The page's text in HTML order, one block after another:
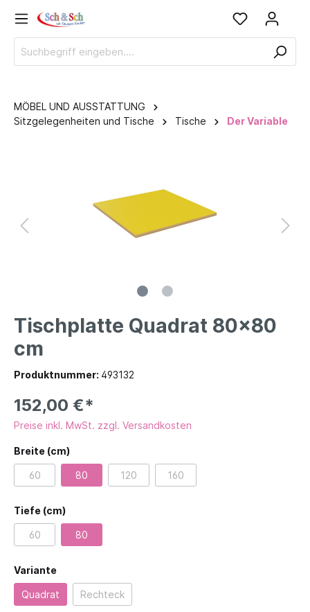
MÖBEL UND AUSSTATTUNG
Sitzgelegenheiten und Tische
Tische Der Variable
Tischplatte Quadrat 80x80
cm
Produktnummer: 493132
152,00 €*
Preise inkl. MwSt. zzgl. Versandkosten
Breite (cm)
60 80 120 160
Tiefe (cm)
60 80
Variante
Quadrat Rechteck